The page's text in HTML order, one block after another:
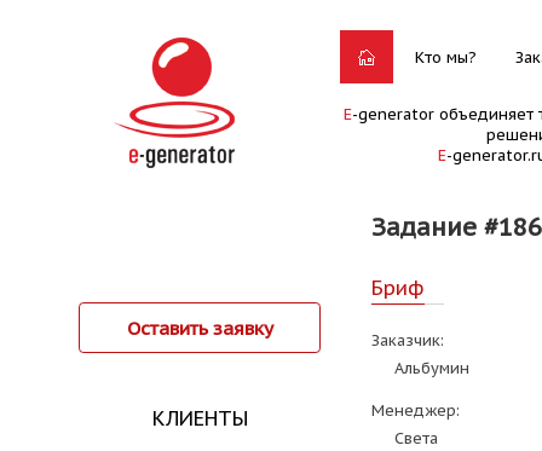
Кто мы?
E-generator объединяет
E-
Задание #186
Оставить заявку
КЛИЕНТЫ
Бриф
Заказчик:
Альбумин
Менеджер:
Света